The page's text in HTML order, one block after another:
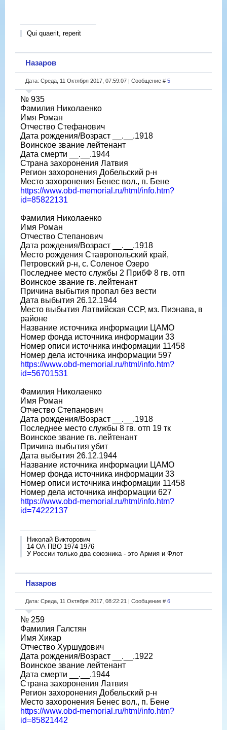
Qui quaerit, reperit
Назаров
Дата: Среда, 11 Октября 2017, 07:59:07 | Сообщение # 5
№ 935
Фамилия Николаенко
Имя Роман
Отчество Стефанович
Дата рождения/Возраст __.__.1918
Воинское звание лейтенант
Дата смерти __.__.1944
Страна захоронения Латвия
Регион захоронения Добельский р-н
Место захоронения Бенес вол., п. Бене
https://www.obd-memorial.ru/html/info.htm?
id=85822131
Фамилия Николаенко
Имя Роман
Отчество Степанович
Дата рождения/Возраст __.__.1918
Место рождения Ставропольский край,
Петровский р-н, с. Соленое Озеро
Последнее место службы 2 ПрибФ 8 гв. отп
Воинское звание гв. лейтенант
Причина выбытия пропал без вести
Дата выбытия 26.12.1944
Место выбытия Латвийская ССР, мз. Пиэнава, в
районе
Название источника информации ЦАМО
Номер фонда источника информации 33
Номер описи источника информации 11458
Номер дела источника информации 597
https://www.obd-memorial.ru/html/info.htm?
id=56701531
Фамилия Николаенко
Имя Роман
Отчество Степанович
Дата рождения/Возраст __.__.1918
Последнее место службы 8 гв. отп 19 тк
Воинское звание гв. лейтенант
Причина выбытия убит
Дата выбытия 26.12.1944
Название источника информации ЦАМО
Номер фонда источника информации 33
Номер описи источника информации 11458
Номер дела источника информации 627
https://www.obd-memorial.ru/html/info.htm?
id=74222137
Николай Викторович
14 ОА ПВО 1974-1976
У России только два союзника - это Армия и Флот
Назаров
Дата: Среда, 11 Октября 2017, 08:22:21 | Сообщение # 6
№ 259
Фамилия Галстян
Имя Хикар
Отчество Хуршудович
Дата рождения/Возраст __.__.1922
Воинское звание лейтенант
Дата смерти __.__.1944
Страна захоронения Латвия
Регион захоронения Добельский р-н
Место захоронения Бенес вол., п. Бене
https://www.obd-memorial.ru/html/info.htm?
id=85821442